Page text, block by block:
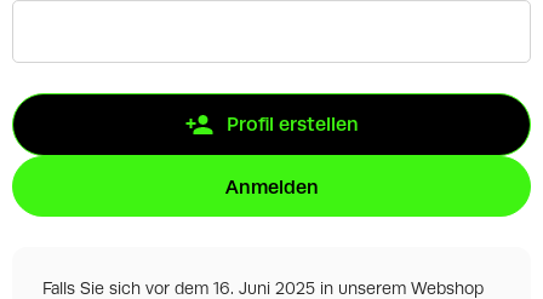
Profil erstellen
Anmelden
Falls Sie sich vor dem 16. Juni 2025 in unserem Webshop